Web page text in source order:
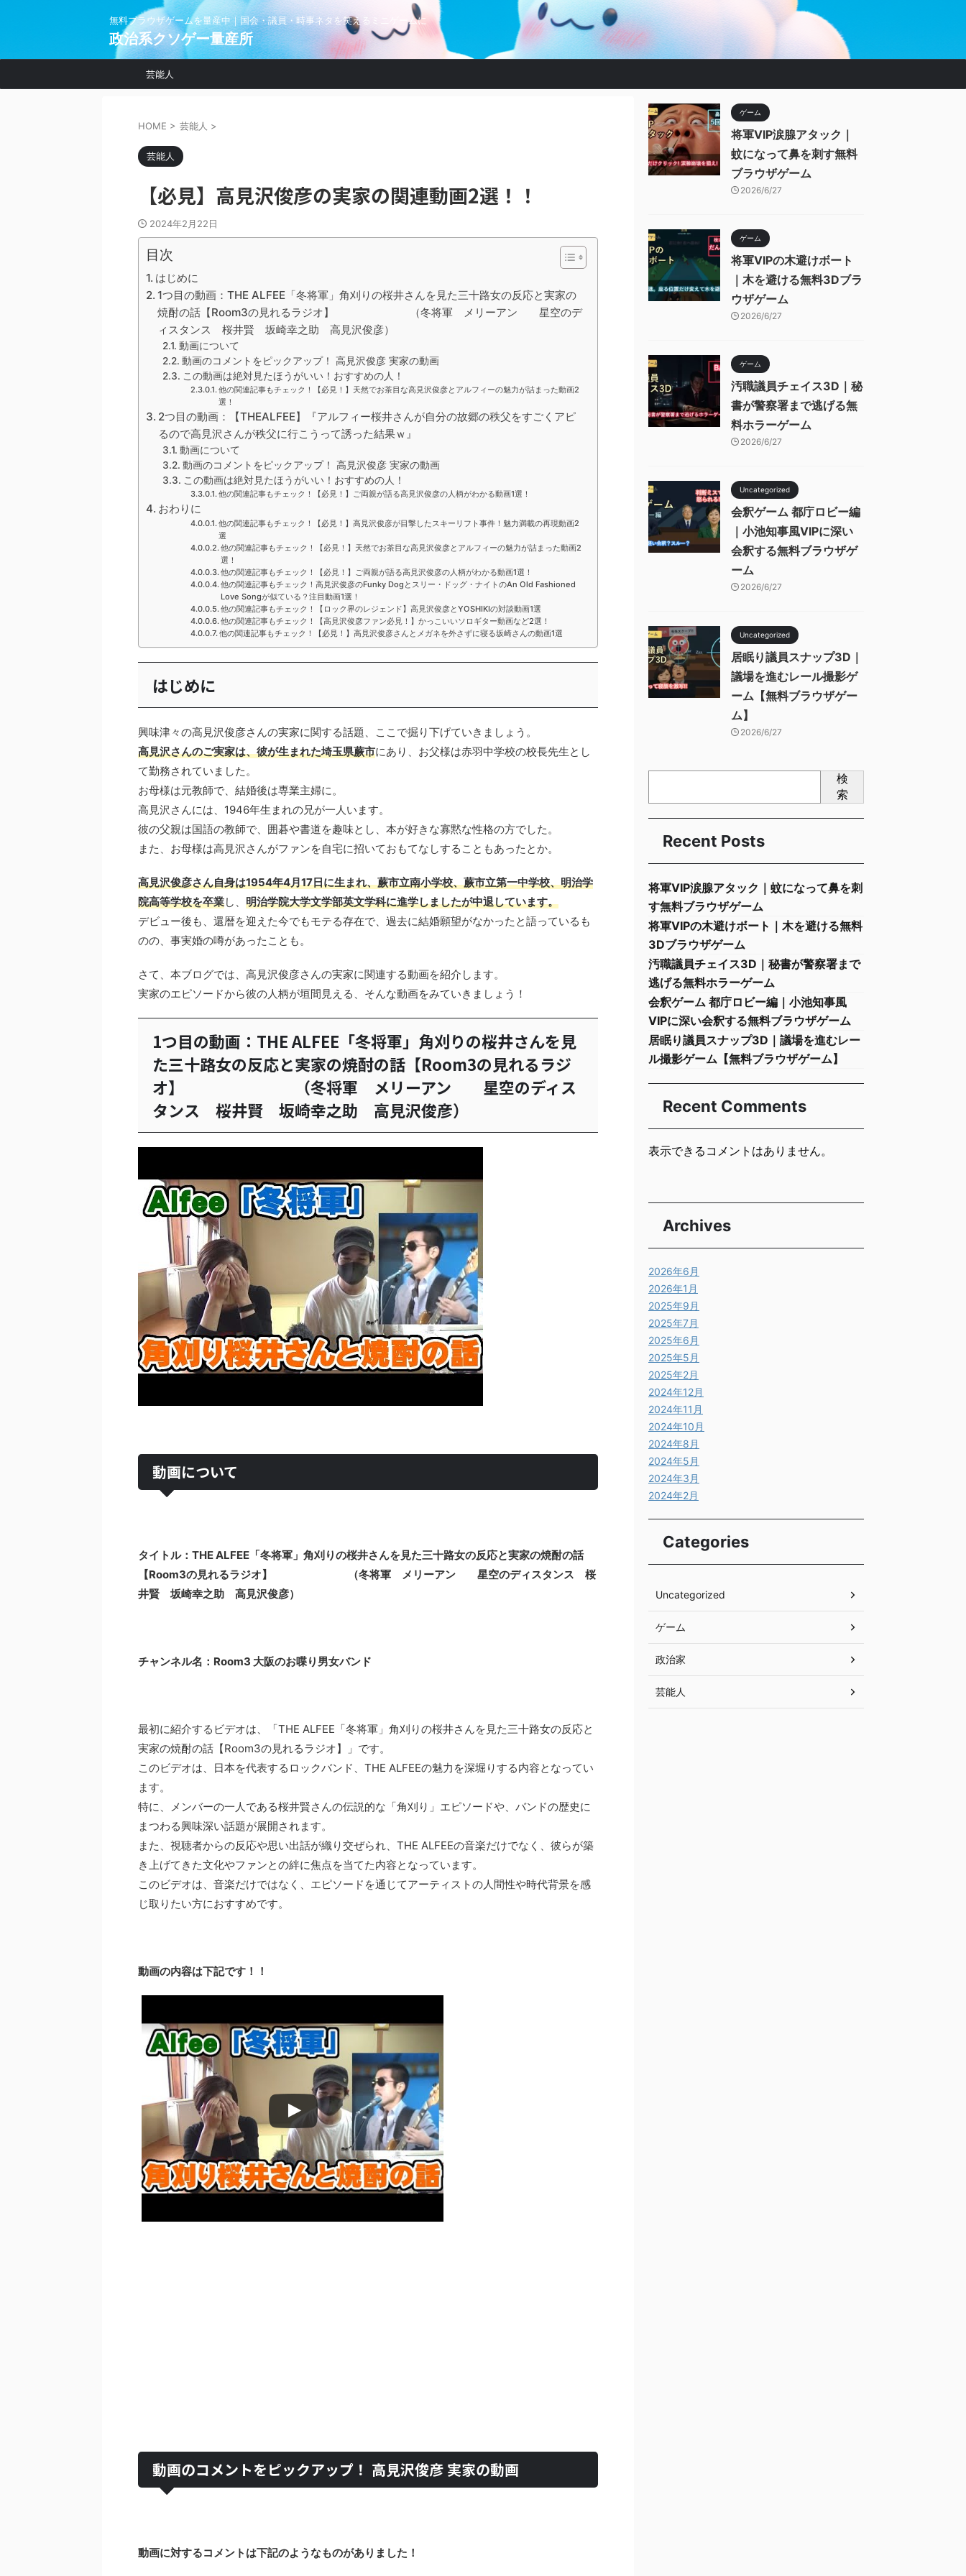
無料ブラウザゲームを量産中｜国会・議員・時事ネタを笑えるミニゲームに
政治系クソゲー量産所
芸能人
HOME > 芸能人 >
芸能人
【必見】高見沢俊彦の実家の関連動画2選！！
2024年2月22日
目次
はじめに
1つ目の動画：THE ALFEE「冬将軍」角刈りの桜井さんを見た三十路女の反応と実家の
焼酎の話【Room3の見れるラジオ】 （冬将軍 メリーアン 星空のデ
ィスタンス 桜井賢 坂崎幸之助 高見沢俊彦）
動画について
動画のコメントをピックアップ！ 高見沢俊彦 実家の動画
この動画は絶対見たほうがいい！おすすめの人！
他の関連記事もチェック！【必見！】天然でお茶目な高見沢俊彦とアルフィーの魅力が詰まった動画2
選！
2つ目の動画：【THEALFEE】『アルフィー桜井さんが自分の故郷の秩父をすごくアピ
るので高見沢さんが秩父に行こうって誘った結果ｗ』
動画について
動画のコメントをピックアップ！ 高見沢俊彦 実家の動画
この動画は絶対見たほうがいい！おすすめの人！
他の関連記事もチェック！【必見！】ご両親が語る高見沢俊彦の人柄がわかる動画1選！
おわりに
他の関連記事もチェック！【必見！】高見沢俊彦が目撃したスキーリフト事件！魅力満載の再現動画2
選
他の関連記事もチェック！【必見！】天然でお茶目な高見沢俊彦とアルフィーの魅力が詰まった動画2
選！
他の関連記事もチェック！【必見！】ご両親が語る高見沢俊彦の人柄がわかる動画1選！
他の関連記事もチェック！高見沢俊彦のFunky Dogとスリー・ドッグ・ナイトのAn Old Fashioned
Love Songが似ている？注目動画1選！
他の関連記事もチェック！【ロック界のレジェンド】高見沢俊彦とYOSHIKIの対談動画1選
他の関連記事もチェック！【高見沢俊彦ファン必見！】かっこいいソロギター動画など2選！
他の関連記事もチェック！【必見！】高見沢俊彦さんとメガネを外さずに寝る坂崎さんの動画1選
はじめに
興味津々の高見沢俊彦さんの実家に関する話題、ここで掘り下げていきましょう。
高見沢さんのご実家は、彼が生まれた埼玉県蕨市にあり、お父様は赤羽中学校の校長先生とし
て勤務されていました。
お母様は元教師で、結婚後は専業主婦に。
高見沢さんには、1946年生まれの兄が一人います。
彼の父親は国語の教師で、囲碁や書道を趣味とし、本が好きな寡黙な性格の方でした。
また、お母様は高見沢さんがファンを自宅に招いておもてなしすることもあったとか。
高見沢俊彦さん自身は1954年4月17日に生まれ、蕨市立南小学校、蕨市立第一中学校、明治学
院高等学校を卒業し、 明治学院大学文学部英文学科に進学しましたが中退しています。
デビュー後も、還暦を迎えた今でもモテる存在で、過去に結婚願望がなかったと語っているも
のの、事実婚の噂があったことも。
さて、本ブログでは、高見沢俊彦さんの実家に関連する動画を紹介します。
実家のエピソードから彼の人柄が垣間見える、そんな動画をみていきましょう！
1つ目の動画：THE ALFEE「冬将軍」角刈りの桜井さんを見
た三十路女の反応と実家の焼酎の話【Room3の見れるラジ
オ】 （冬将軍 メリーアン 星空のディス
タンス 桜井賢 坂崎幸之助 高見沢俊彦）
動画について
タイトル：THE ALFEE「冬将軍」角刈りの桜井さんを見た三十路女の反応と実家の焼酎の話
【Room3の見れるラジオ】 （冬将軍 メリーアン 星空のディスタンス 桜
井賢 坂崎幸之助 高見沢俊彦）
チャンネル名：Room3 大阪のお喋り男女バンド
最初に紹介するビデオは、「THE ALFEE「冬将軍」角刈りの桜井さんを見た三十路女の反応と
実家の焼酎の話【Room3の見れるラジオ】」です。
このビデオは、日本を代表するロックバンド、THE ALFEEの魅力を深堀りする内容となってい
ます。
特に、メンバーの一人である桜井賢さんの伝説的な「角刈り」エピソードや、バンドの歴史に
まつわる興味深い話題が展開されます。
また、視聴者からの反応や思い出話が織り交ぜられ、THE ALFEEの音楽だけでなく、彼らが築
き上げてきた文化やファンとの絆に焦点を当てた内容となっています。
このビデオは、音楽だけではなく、エピソードを通じてアーティストの人間性や時代背景を感
じ取りたい方におすすめです。
動画の内容は下記です！！
動画のコメントをピックアップ！ 高見沢俊彦 実家の動画
動画に対するコメントは下記のようなものがありました！
ゲーム
将軍VIP涙腺アタック｜
蚊になって鼻を刺す無料
ブラウザゲーム
2026/6/27
ゲーム
将軍VIPの木避けボート
｜木を避ける無料3Dブラ
ウザゲーム
2026/6/27
ゲーム
汚職議員チェイス3D｜秘
書が警察署まで逃げる無
料ホラーゲーム
2026/6/27
Uncategorized
会釈ゲーム 都庁ロビー編
｜小池知事風VIPに深い
会釈する無料ブラウザゲ
ーム
2026/6/27
Uncategorized
居眠り議員スナップ3D｜
議場を進むレール撮影ゲ
ーム【無料ブラウザゲー
ム】
2026/6/27
検
索
Recent Posts
将軍VIP涙腺アタック｜蚊になって鼻を刺
す無料ブラウザゲーム
将軍VIPの木避けボート｜木を避ける無料
3Dブラウザゲーム
汚職議員チェイス3D｜秘書が警察署まで
逃げる無料ホラーゲーム
会釈ゲーム 都庁ロビー編｜小池知事風
VIPに深い会釈する無料ブラウザゲーム
居眠り議員スナップ3D｜議場を進むレー
ル撮影ゲーム【無料ブラウザゲーム】
Recent Comments
表示できるコメントはありません。
Archives
2026年6月
2026年1月
2025年9月
2025年7月
2025年6月
2025年5月
2025年2月
2024年12月
2024年11月
2024年10月
2024年8月
2024年5月
2024年3月
2024年2月
Categories
Uncategorized
ゲーム
政治家
芸能人